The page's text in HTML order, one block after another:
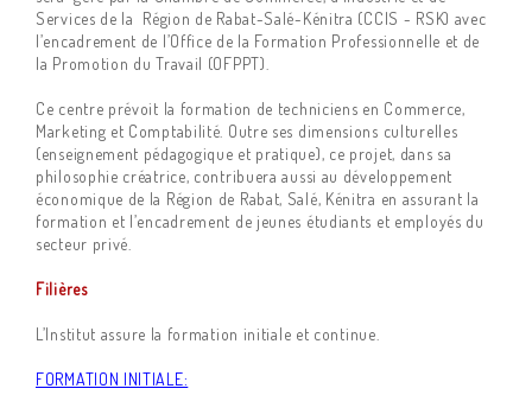
Services de la Région de Rabat-Salé-Kénitra (CCIS - RSK) avec
l’encadrement de l’Office de la Formation Professionnelle et de
la Promotion du Travail (OFPPT).
Ce centre prévoit la formation de techniciens en Commerce,
Marketing et Comptabilité. Outre ses dimensions culturelles
(enseignement pédagogique et pratique), ce projet, dans sa
philosophie créatrice, contribuera aussi au développement
économique de la Région de Rabat, Salé, Kénitra en assurant la
formation et l’encadrement de jeunes étudiants et employés du
secteur privé.
Filières
L’Institut assure la formation initiale et continue.
FORMATION INITIALE: